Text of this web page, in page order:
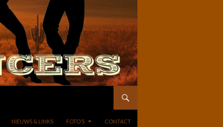
NIEUWS & LINKS FOTO’S CONTACT